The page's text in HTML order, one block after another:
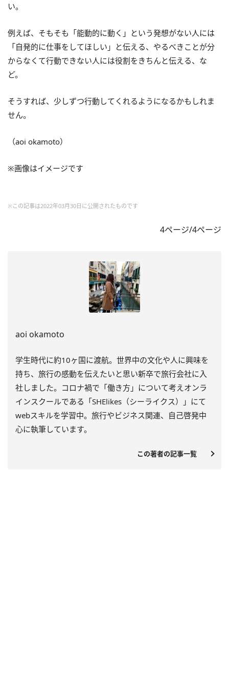
い。
例えば、そもそも「能動的に動く」という発想がない人には
「自発的に仕事をしてほしい」と伝える、やるべきことが分
からなくて行動できない人には役割をきちんと伝える、な
ど。
そうすれば、少しずつ行動してくれるようになるかもしれま
せん。
（aoi okamoto）
※画像はイメージです
※この記事は2022年03月30日に公開されたものです
4ページ/4ページ
aoi okamoto
学生時代に約10ヶ国に渡航。世界中の文化や人に興味を
持ち、旅行の感動を伝えたいと思い新卒で旅行会社に入
社しました。コロナ禍で「働き方」について考えオンラ
インスクールである「SHElikes（シーライクス）」にて
webスキルを学習中。旅行やビジネス関連、自己啓発中
心に執筆しています。
この著者の記事一覧